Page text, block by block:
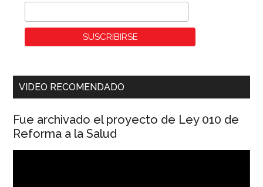
VIDEO RECOMENDADO
Fue archivado el proyecto de Ley 010 de
Reforma a la Salud